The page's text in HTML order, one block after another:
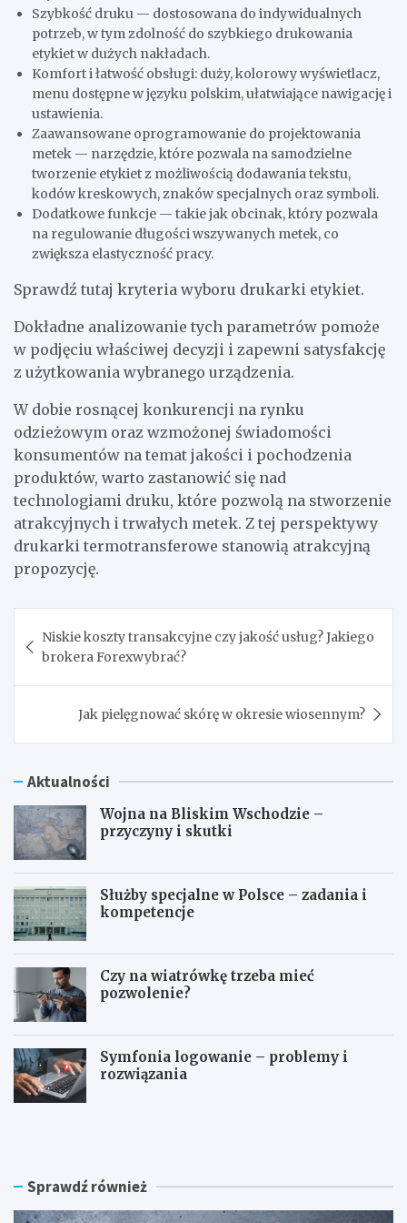
Szybkość druku — dostosowana do indywidualnych
potrzeb, w tym zdolność do szybkiego drukowania
etykiet w dużych nakładach.
Komfort i łatwość obsługi: duży, kolorowy wyświetlacz,
menu dostępne w języku polskim, ułatwiające nawigację i
ustawienia.
Zaawansowane oprogramowanie do projektowania
metek — narzędzie, które pozwala na samodzielne
tworzenie etykiet z możliwością dodawania tekstu,
kodów kreskowych, znaków specjalnych oraz symboli.
Dodatkowe funkcje — takie jak obcinak, który pozwala
na regulowanie długości wszywanych metek, co
zwiększa elastyczność pracy.
Sprawdź tutaj kryteria wyboru drukarki etykiet.
Dokładne analizowanie tych parametrów pomoże
w podjęciu właściwej decyzji i zapewni satysfakcję
z użytkowania wybranego urządzenia.
W dobie rosnącej konkurencji na rynku
odzieżowym oraz wzmożonej świadomości
konsumentów na temat jakości i pochodzenia
produktów, warto zastanowić się nad
technologiami druku, które pozwolą na stworzenie
atrakcyjnych i trwałych metek. Z tej perspektywy
drukarki termotransferowe stanowią atrakcyjną
propozycję.
wpisu
Niskie koszty transakcyjne czy jakość usług? Jakiego
brokera Forexwybrać?
Jak pielęgnować skórę w okresie wiosennym?
Aktualności
Wojna na Bliskim Wschodzie –
przyczyny i skutki
Służby specjalne w Polsce – zadania i
kompetencje
Czy na wiatrówkę trzeba mieć
pozwolenie?
Symfonia logowanie – problemy i
rozwiązania
W
n
S
y Sprawdź również